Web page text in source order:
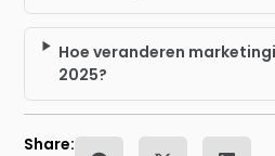
Share:
Hoe veranderen
2025?